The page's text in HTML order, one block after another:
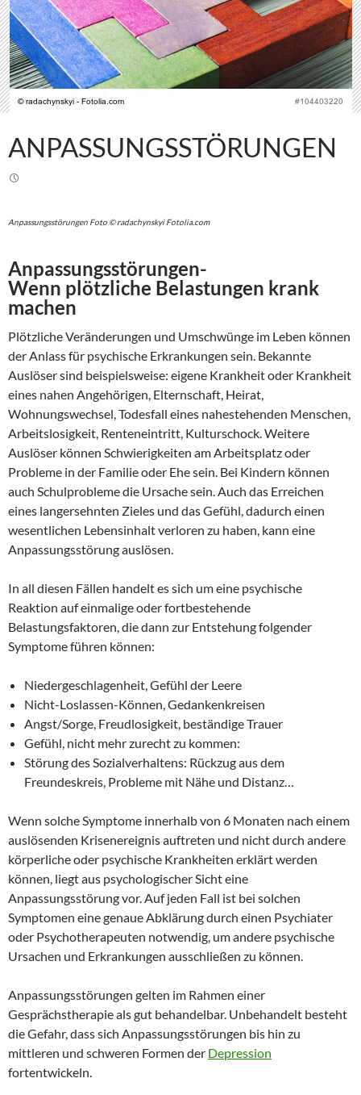
ANPASSUNGSSTÖRUNGEN
Anpassungsstörungen Foto © radachynskyi Fotolia.com
Anpassungsstörungen-
Wenn plötzliche Belastungen krank
machen
Plötzliche Veränderungen und Umschwünge im Leben können
der Anlass für psychische Erkrankungen sein. Bekannte
Auslöser sind beispielsweise: eigene Krankheit oder Krankheit
eines nahen Angehörigen, Elternschaft, Heirat,
Wohnungswechsel, Todesfall eines nahestehenden Menschen,
Arbeitslosigkeit, Renteneintritt, Kulturschock. Weitere
Auslöser können Schwierigkeiten am Arbeitsplatz oder
Probleme in der Familie oder Ehe sein. Bei Kindern können
auch Schulprobleme die Ursache sein. Auch das Erreichen
eines langersehnten Zieles und das Gefühl, dadurch einen
wesentlichen Lebensinhalt verloren zu haben, kann eine
Anpassungsstörung auslösen.
In all diesen Fällen handelt es sich um eine psychische
Reaktion auf einmalige oder fortbestehende
Belastungsfaktoren, die dann zur Entstehung folgender
Symptome führen können:
Niedergeschlagenheit, Gefühl der Leere
Nicht-Loslassen-Können, Gedankenkreisen
Angst/Sorge, Freudlosigkeit, beständige Trauer
Gefühl, nicht mehr zurecht zu kommen:
Störung des Sozialverhaltens: Rückzug aus dem
Freundeskreis, Probleme mit Nähe und Distanz…
Wenn solche Symptome innerhalb von 6 Monaten nach einem
auslösenden Krisenereignis auftreten und nicht durch andere
körperliche oder psychische Krankheiten erklärt werden
können, liegt aus psychologischer Sicht eine
Anpassungsstörung vor. Auf jeden Fall ist bei solchen
Symptomen eine genaue Abklärung durch einen Psychiater
oder Psychotherapeuten notwendig, um andere psychische
Ursachen und Erkrankungen ausschließen zu können.
Anpassungsstörungen gelten im Rahmen einer
Gesprächstherapie als gut behandelbar. Unbehandelt besteht
die Gefahr, dass sich Anpassungsstörungen bis hin zu
mittleren und schweren Formen der Depression
fortentwickeln.